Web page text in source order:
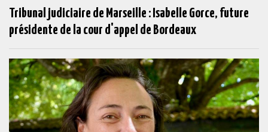
Tribunal judiciaire de Marseille : Isabelle Gorce, future
présidente de la cour d'appel de Bordeaux